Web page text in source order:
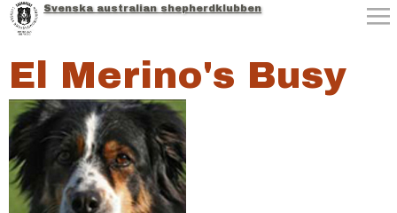
Jump to navigation
Svenska australian shepherdklubben
El Merino's Busy